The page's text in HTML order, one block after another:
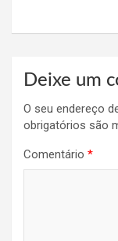
Deixe um
O seu endereço
obrigatórios são
Comentário *